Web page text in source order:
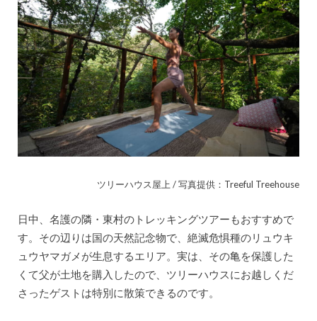
ツリーハウス屋上 / 写真提供：Treeful Treehouse
日中、名護の隣・東村のトレッキングツアーもおすすめで
す。その辺りは国の天然記念物で、絶滅危惧種のリュウキ
ュウヤマガメが生息するエリア。実は、その亀を保護した
くて父が土地を購入したので、ツリーハウスにお越しくだ
さったゲストは特別に散策できるのです。